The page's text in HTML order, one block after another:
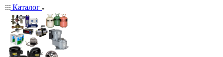
Каталог